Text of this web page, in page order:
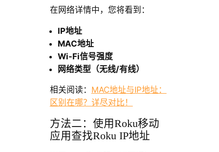
在网络详情中，您将看到：
IP地址
MAC地址
Wi-Fi信号强度
网络类型（无线/有线）
相关阅读： MAC地址与IP地址：
区别在哪？详尽对比！
方法二：使用Roku移动
应用查找Roku IP地址